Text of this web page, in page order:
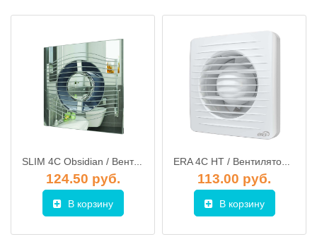
SLIM 4C Obsidian / Вентилятор осевой с обратным клапаном d.100, декоративный DiCiTi
124.50 руб.
В корзину
ERA 4С HT / Вентилятор осевой с обр. клапаном, электр. таймером и датч. влажности d.100, ЭРА
113.00 руб.
В корзину